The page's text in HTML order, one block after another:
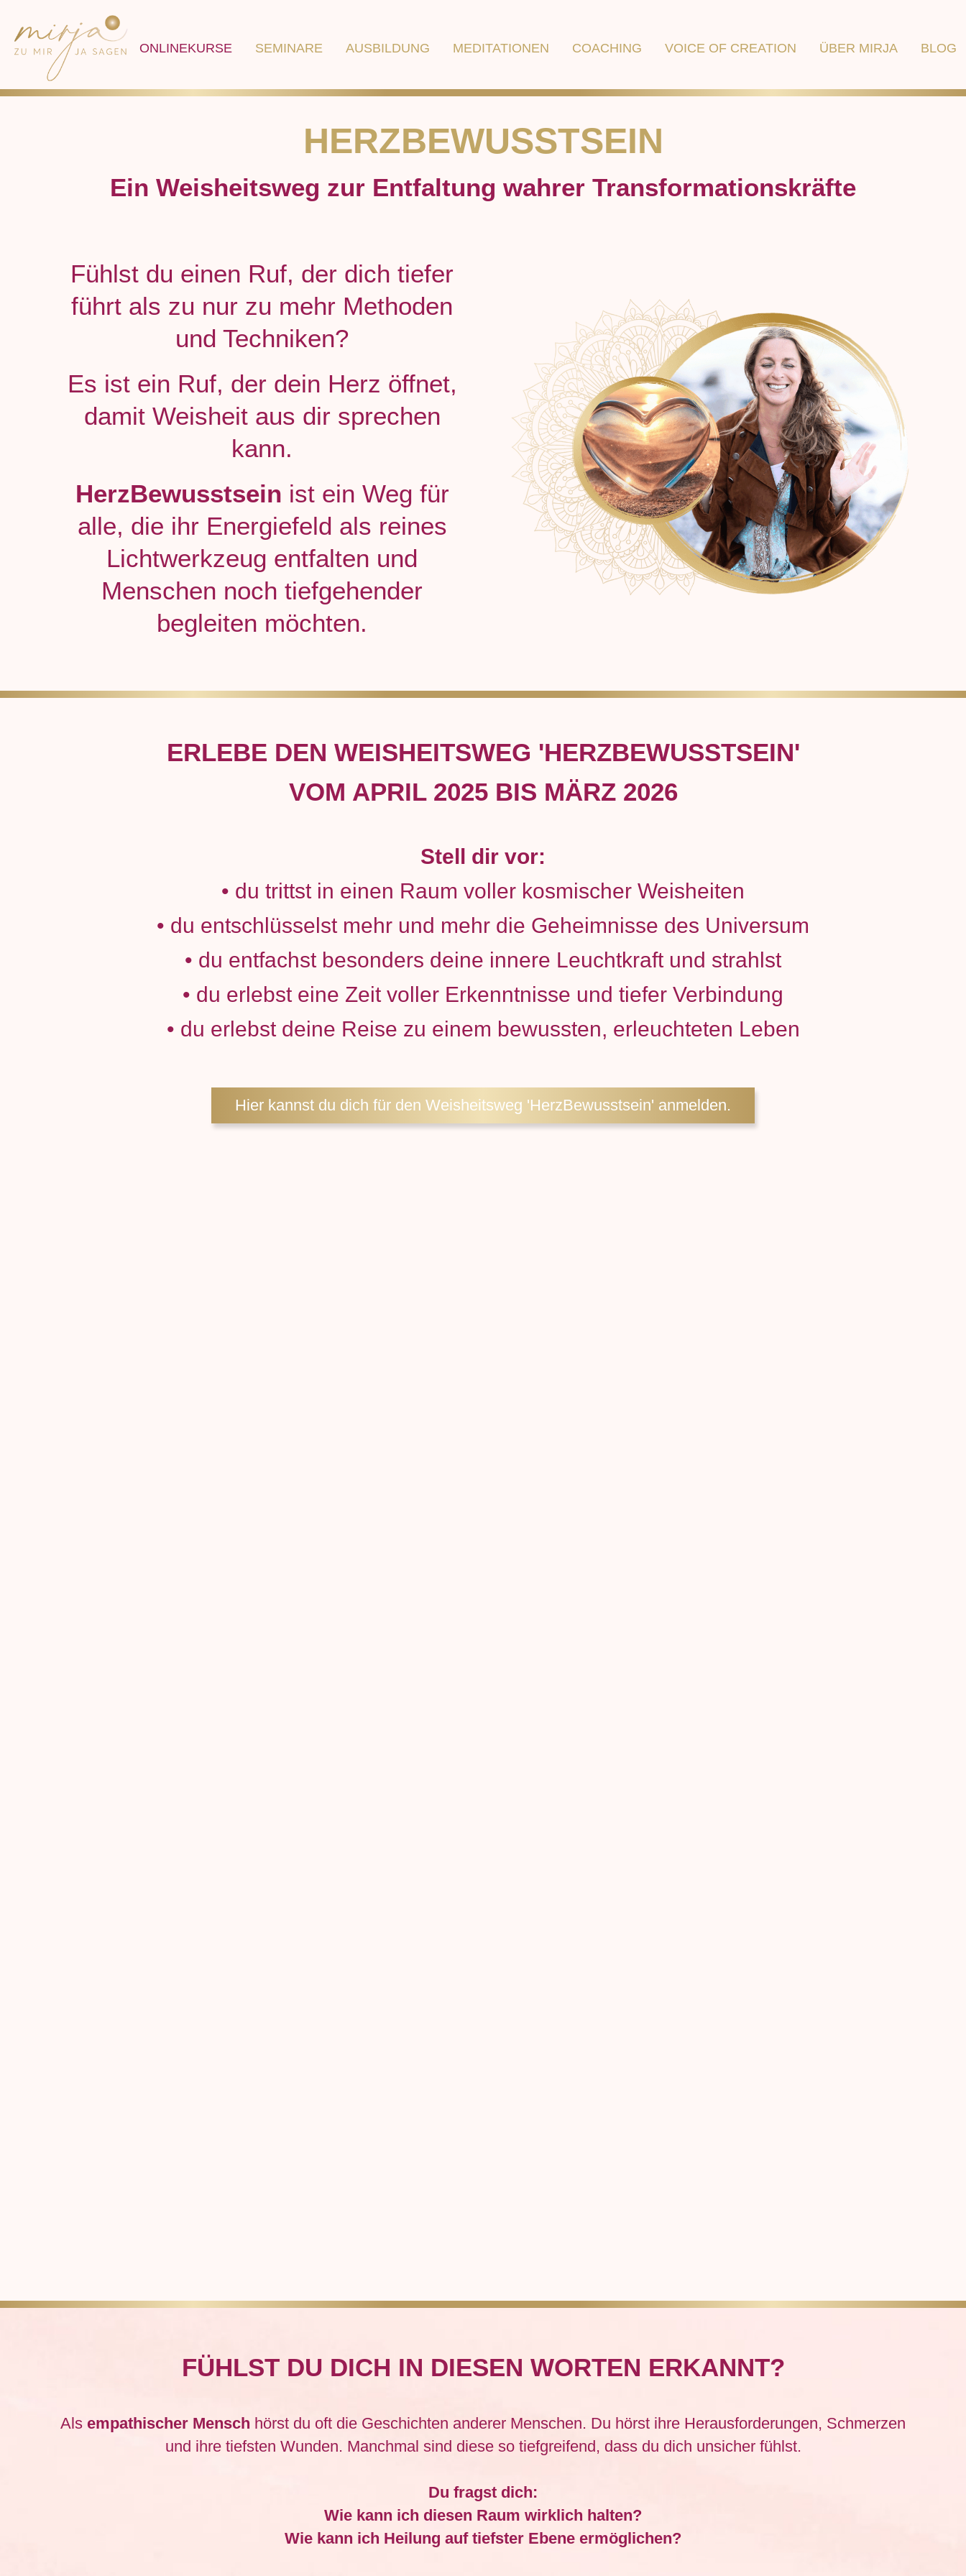
ONLINEKURSE
SEMINARE AUSBILDUNG MEDITATIONEN COACHING VOICE OF CREATION ÜBER MIRJA BLOG
HERZBEWUSSTSEIN
Ein Weisheitsweg zur Entfaltung wahrer Transformationskräfte
Fühlst du einen Ruf, der dich tiefer
führt als zu nur zu mehr Methoden
und Techniken?
Es ist ein Ruf, der dein Herz öffnet,
damit Weisheit aus dir sprechen
kann.
HerzBewusstsein ist ein Weg für
alle, die ihr Energiefeld als reines
Lichtwerkzeug entfalten und
Menschen noch tiefgehender
begleiten möchten.
ERLEBE DEN WEISHEITSWEG 'HERZBEWUSSTSEIN'
VOM APRIL 2025 BIS MÄRZ 2026
Stell dir vor:
• du trittst in einen Raum voller kosmischer Weisheiten
• du entschlüsselst mehr und mehr die Geheimnisse des Universum
• du entfachst besonders deine innere Leuchtkraft und strahlst
• du erlebst eine Zeit voller Erkenntnisse und tiefer Verbindung
• du erlebst deine Reise zu einem bewussten, erleuchteten Leben
Hier kannst du dich für den Weisheitsweg 'HerzBewusstsein' anmelden.
FÜHLST DU DICH IN DIESEN WORTEN ERKANNT?
Als empathischer Mensch hörst du oft die Geschichten anderer Menschen. Du hörst ihre Herausforderungen, Schmerzen
und ihre tiefsten Wunden. Manchmal sind diese so tiefgreifend, dass du dich unsicher fühlst.
Du fragst dich:
Wie kann ich diesen Raum wirklich halten?
Wie kann ich Heilung auf tiefster Ebene ermöglichen?
Navigation
überspringen
KONTAKT
TERMINE
NEWS
NEWSLETTER